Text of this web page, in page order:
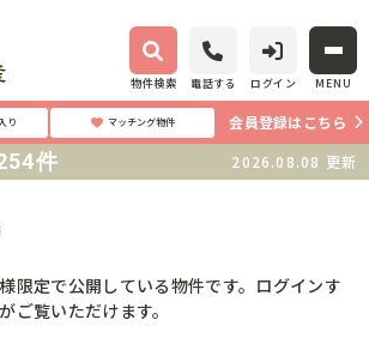
物件検索 電話する ログイン MENU
り マッチング物件 会員登録はこちら
件 2026.08.08 更新
限定で公開している物件です。ログインす
ご覧いただけます。